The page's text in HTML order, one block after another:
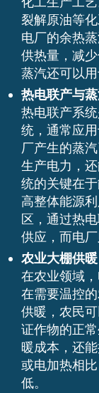
裂解原油等
电厂的余热
供热量，减
蒸汽还可以
热电联产与
热电联产系
统，通常应
厂产生的蒸
生产电力，
统的关键在
高整体能源
区，通过热
供应，而电
农业大棚供暖
在农业领域
在需要温控
供暖，农民
证作物的正
暖成本，还
或电加热相
低。